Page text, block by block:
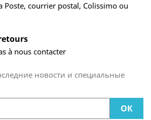
Poste, courrier postal, Colissimo ou
à nous contacter
новости и специальные